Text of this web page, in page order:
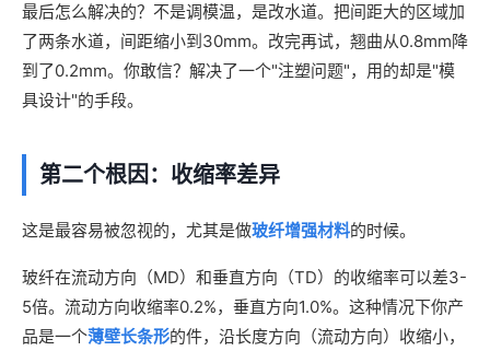
最后怎么解决的？不是调模温，是改水道。把间距大的区域加
了两条水道，间距缩小到30mm。改完再试，翘曲从0.8mm降
到了0.2mm。你敢信？解决了一个"注塑问题"，用的却是"模
具设计"的手段。
第二个根因：收缩率差异
这是最容易被忽视的，尤其是做玻纤增强材料的时候。
玻纤在流动方向（MD）和垂直方向（TD）的收缩率可以差3-
5倍。流动方向收缩率0.2%，垂直方向1.0%。这种情况下你产
品是一个薄壁长条形的件，沿长度方向（流动方向）收缩小，